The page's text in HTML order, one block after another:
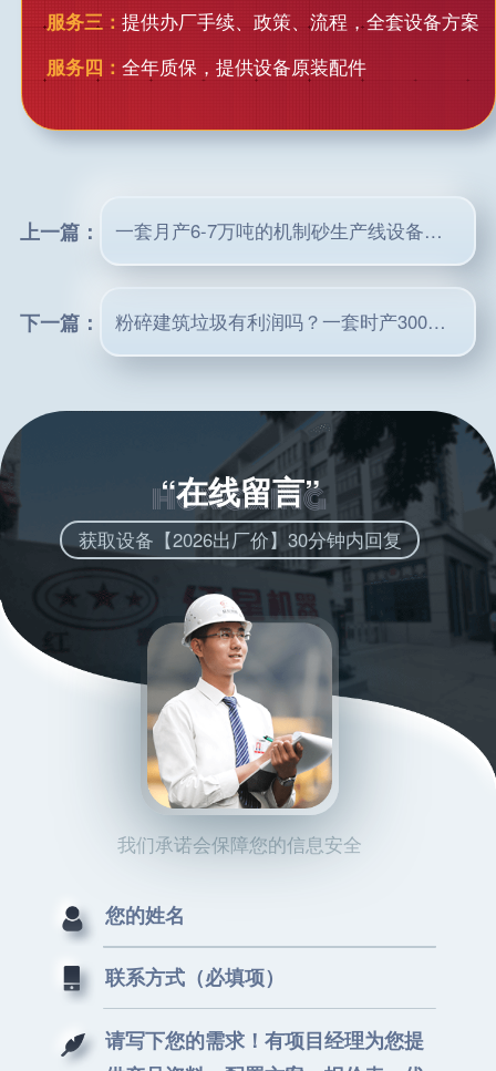
服务三： 提供办厂手续、政策、流程，全套设备方案
服务四： 全年质保，提供设备原装配件
上一篇： 一套月产6-7万吨的机制砂生产线设备配置,投资下来需多少钱?
下一篇： 粉碎建筑垃圾有利润吗？一套时产300吨移动建筑垃圾粉碎机多少钱？
“在线留言”
获取设备【2026出厂价】30分钟内回复
我们承诺会保障您的信息安全